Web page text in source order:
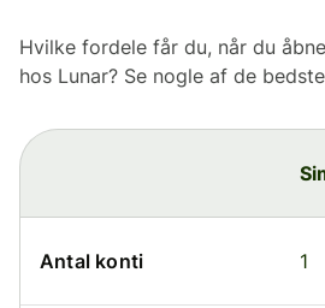
Hvilke fordele får du, når du
hos Lunar? Se nogle af de
Antal konti 1